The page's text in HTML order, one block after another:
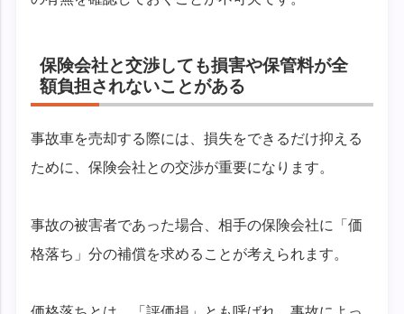
保険会社と交渉しても損害や保管料が全
額負担されないことがある
事故車を売却する際には、損失をできるだけ抑える
ために、保険会社との交渉が重要になります。
事故の被害者であった場合、相手の保険会社に「価
格落ち」分の補償を求めることが考えられます。